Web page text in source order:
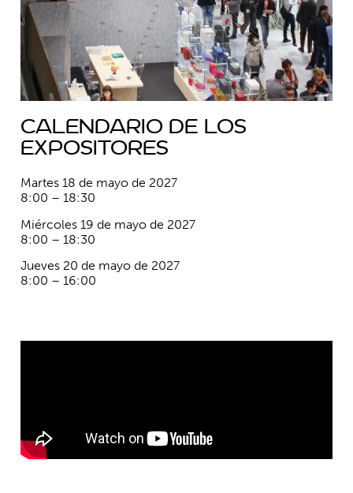
Calendario de los
expositores
Martes 18 de mayo de 2027
8:00 – 18:30
Miércoles 19 de mayo de 2027
8:00 – 18:30
Jueves 20 de mayo de 2027
8:00 – 16:00